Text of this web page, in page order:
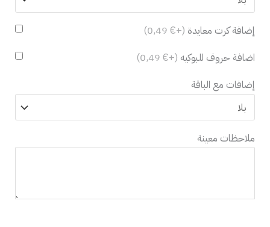
إضافة كرت معايدة (+€ 0,49)
اضافة حروف للبوكيه (+€ 0,49)
إضافات مع الباقة
ملاحظات معينة